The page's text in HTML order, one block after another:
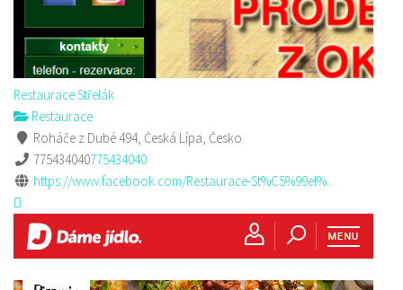
Restaurace Střelák
Restaurace
Roháče z Dubé 494, Česká Lípa, Česko
775434040775434040
https://www.facebook.com/Restaurace-St%C5%99el%...